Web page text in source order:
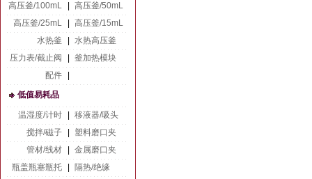
高压釜/100mL
高压釜/50mL
高压釜/25mL
高压釜/15mL
水热釜
水热高压釜
压力表/截止阀
釜加热模块
配件
低值易耗品
温湿度/计时
移液器/吸头
搅拌/磁子
塑料磨口夹
管材/线材
金属磨口夹
瓶盖瓶塞瓶托
隔热/绝缘